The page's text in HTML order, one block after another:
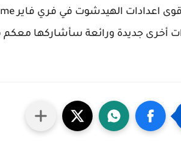
أخرى جديدة ورائعة سأشاركها معكم